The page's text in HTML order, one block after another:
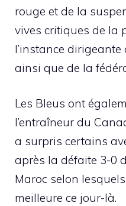
rouge et de la
vives critiques de la
l’instance
ainsi que de la
Les Bleus ont
l’entraîneur du
a surpris certains
après la défaite 3-0
Maroc selon
meilleure ce jour-là.